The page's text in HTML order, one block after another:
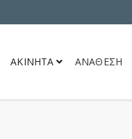
ΑΚΙΝΗΤΑ ΑΝΑΘΕΣΗ